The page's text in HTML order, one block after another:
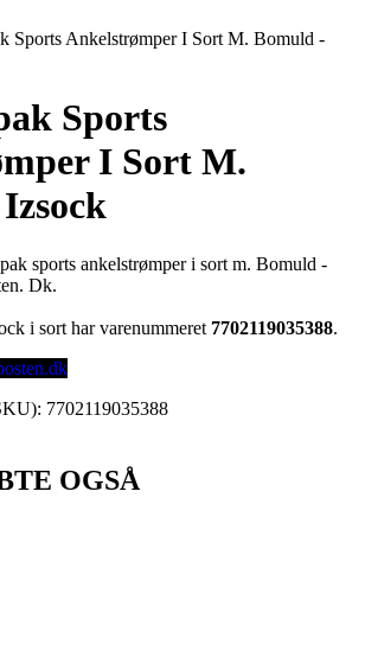
Sports Ankelstrømper I Sort M. Bomuld -
Sports
I Sort M.
sports ankelstrømper i sort m. Bomuld -
Dk.
i sort har varenummeret 7702119035388.
7702119035388
OGSÅ